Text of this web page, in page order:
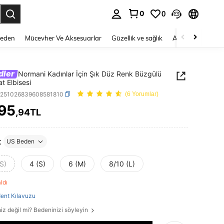
0 0
Mücevher Ve Aksesuarlar Güzellik ve sağlık Ayakkabı
Normani Kadınlar İçin Şık Düz Renk Büzgülü
Elbisesi
(6 Yorumlar)
AND AVAILABILITY
,94TL
US Beden
4 (S) 6 (M) 8/10 (L)
Kılavuzu
değil mi? Bedeninizi söyleyin